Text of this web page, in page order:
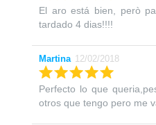
El aro está bien, però
tardado 4 dias!!!!
Martina 12/02/2018
Perfecto lo que
otros que tengo pero me